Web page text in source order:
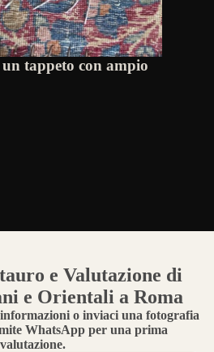
tappeto con ampio
e Valutazione di
e Orientali a Roma
o inviaci una fotografia
WhatsApp per una prima
valutazione.